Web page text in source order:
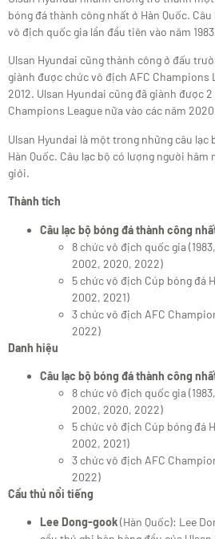
bóng đá thành công nhất ở Hàn Quốc.
vô địch quốc gia lần đầu tiên vào năm
Ulsan Hyundai cũng thành công ở đấu
giành được chức vô địch AFC Champions
2012. Ulsan Hyundai cũng đã giành được
Champions League nữa vào các năm
Ulsan Hyundai là một trong những câu lạc
Hàn Quốc. Câu lạc bộ có lượng người
giới.
Thành tích
Câu lạc bộ bóng đá thành công
8 chức vô địch quốc gia (1983,
2002, 2020, 2022)
5 chức vô địch Cúp bóng đá
2002, 2021)
3 chức vô địch AFC
2022)
Danh hiệu
Câu lạc bộ bóng đá thành công
8 chức vô địch quốc gia (1983,
2002, 2020, 2022)
5 chức vô địch Cúp bóng đá
2002, 2021)
3 chức vô địch AFC
2022)
Cầu thủ nổi tiếng
Lee Dong-gook(Hàn Quốc): Lee